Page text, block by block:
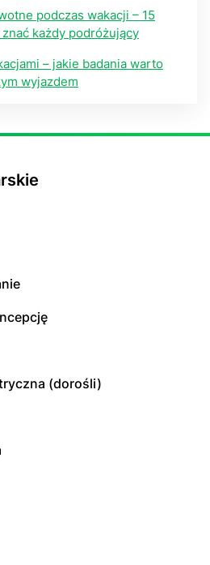
podczas wakacji – 15
każdy podróżujący
– jakie badania warto
wyjazdem
(dorośli)